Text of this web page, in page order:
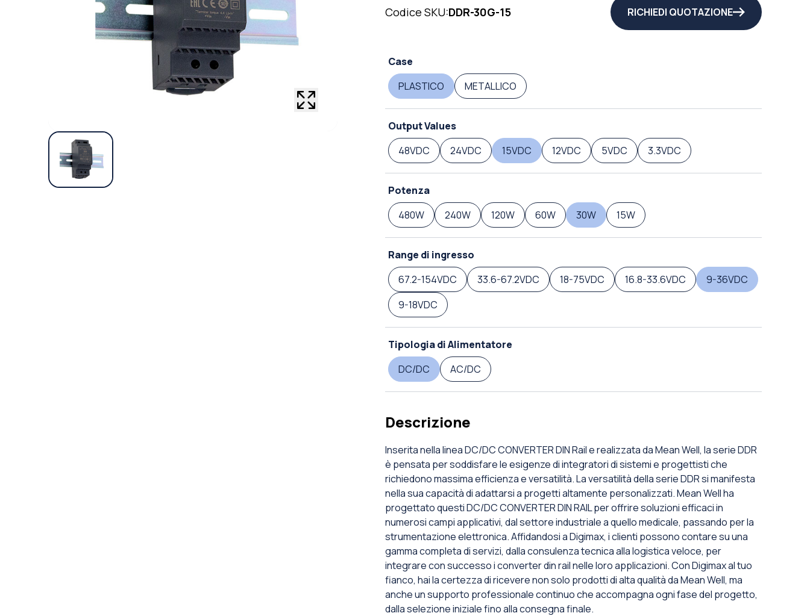
Codice SKU:DDR-30G-15 RICHIEDI QUOTAZIONE
Case
PLASTICO
METALLICO
Output Values
48VDC
24VDC 15VDC 12VDC 5VDC 3.3VDC
Potenza
480W
240W 120W 60W 30W 15W
Range di ingresso
67.2-154VDC
33.6-67.2VDC 18-75VDC 16.8-33.6VDC
9-36VDC
9-18VDC
Tipologia di Alimentatore
DC/DC
AC/DC
Descrizione
Inserita nella linea DC/DC CONVERTER DIN Rail e realizzata da Mean Well, la serie DDR
è pensata per soddisfare le esigenze di integratori di sistemi e progettisti che
richiedono massima efficienza e versatilità. La versatilità della serie DDR si manifesta
nella sua capacità di adattarsi a progetti altamente personalizzati. Mean Well ha
progettato questi DC/DC CONVERTER DIN RAIL per offrire soluzioni efficaci in
numerosi campi applicativi, dal settore industriale a quello medicale, passando per la
strumentazione elettronica. Affidandosi a Digimax, i clienti possono contare su una
gamma completa di servizi, dalla consulenza tecnica alla logistica veloce, per
integrare con successo i converter din rail nelle loro applicazioni. Con Digimax al tuo
fianco, hai la certezza di ricevere non solo prodotti di alta qualità da Mean Well, ma
anche un supporto professionale continuo che accompagna ogni fase del progetto,
dalla selezione iniziale fino alla consegna finale.